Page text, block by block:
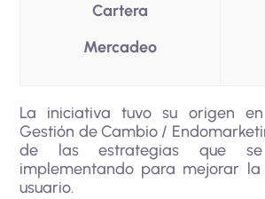
Cartera
Mercadeo
La iniciativa tuvo su origen
Gestión de Cambio /
de las estrategias que
implementando para mejorar
usuario.